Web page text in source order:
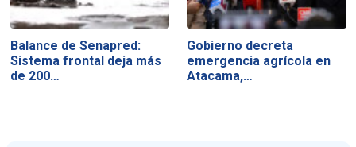
Balance de Senapred:
Sistema frontal deja más
de 200…
Gobierno decreta
emergencia agrícola en
Atacama,…